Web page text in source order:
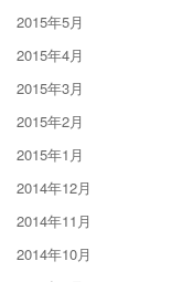
2015年5月
2015年4月
2015年3月
2015年2月
2015年1月
2014年12月
2014年11月
2014年10月